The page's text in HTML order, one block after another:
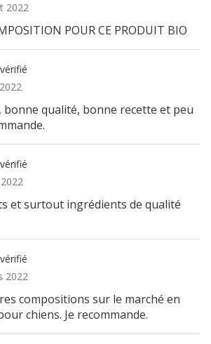
2022
POUR CE PRODUIT BIO
qualité, bonne recette et peu
et surtout ingrédients de qualité
2022
compositions sur le marché en
chiens. Je recommande.